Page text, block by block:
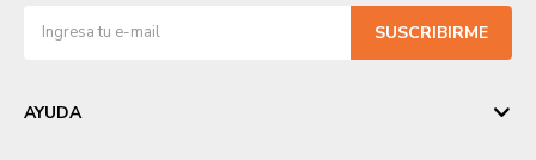
SUSCRIBIRME
AYUDA